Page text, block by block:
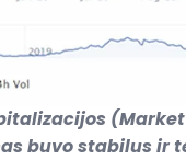
buvo stabilus ir